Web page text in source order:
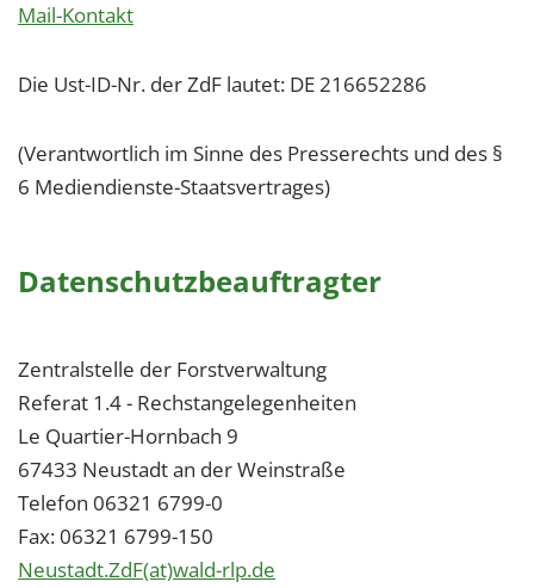
Mail-Kontakt
Die Ust-ID-Nr. der ZdF lautet: DE 216652286
(Verantwortlich im Sinne des Presserechts und des §
6 Mediendienste-Staatsvertrages)
Datenschutzbeauftragter
Zentralstelle der Forstverwaltung
Referat 1.4 - Rechstangelegenheiten
Le Quartier-Hornbach 9
67433 Neustadt an der Weinstraße
Telefon 06321 6799-0
Fax: 06321 6799-150
Neustadt.ZdF(at)wald-rlp.de